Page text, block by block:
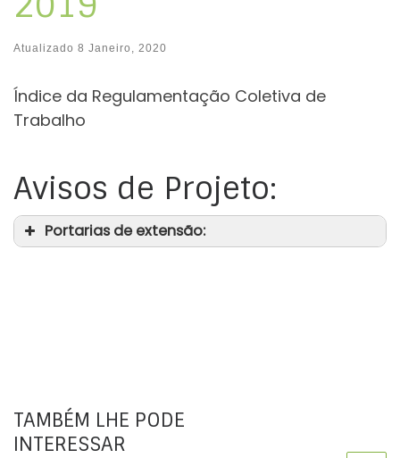
Atualizado 8 Janeiro, 2020
Índice da Regulamentação Coletiva de
Trabalho
Avisos de Projeto:
Portarias de extensão:
TAMBÉM LHE PODE
INTERESSAR